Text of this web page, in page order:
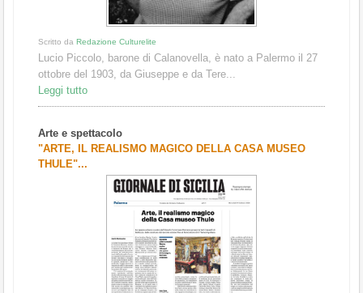
Scritto da Redazione Culturelite
Lucio Piccolo, barone di Calanovella, è nato a Palermo il 27
ottobre del 1903, da Giuseppe e da Tere...
Leggi tutto
Arte e spettacolo
"ARTE, IL REALISMO MAGICO DELLA CASA MUSEO
THULE"...